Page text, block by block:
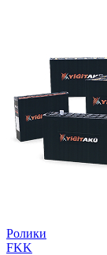
Ролики
FKK